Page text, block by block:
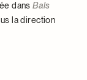
dansBals
la direction